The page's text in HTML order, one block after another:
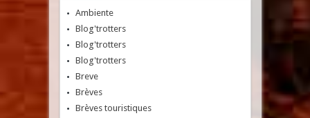
Ambiente
Blog'trotters
Blog'trotters
Blog'trotters
Breve
Brèves
Brèves touristiques